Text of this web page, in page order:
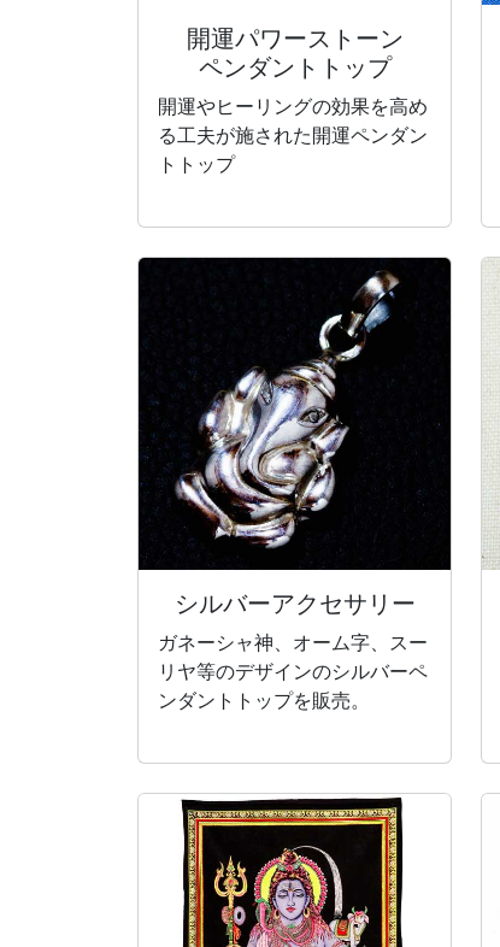
開運パワーストーン
ペンダントトップ
開運やヒーリングの効果を高め
る工夫が施された開運ペンダン
トトップ
シルバーアクセサリー
ガネーシャ神、オーム字、スー
リヤ等のデザインのシルバーペ
ンダントトップを販売。